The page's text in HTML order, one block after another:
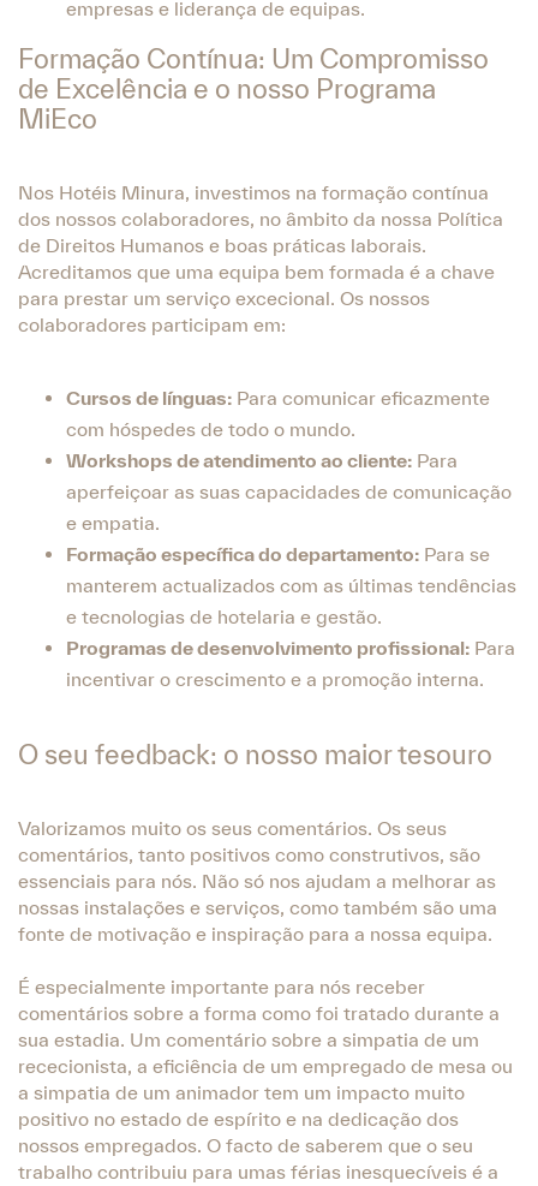
empresas e liderança de equipas.
Formação Contínua: Um Compromisso
de Excelência e o nosso Programa
MiEco
Nos Hotéis Minura, investimos na formação contínua
dos nossos colaboradores, no âmbito da nossa Política
de Direitos Humanos e boas práticas laborais.
Acreditamos que uma equipa bem formada é a chave
para prestar um serviço excecional. Os nossos
colaboradores participam em:
Cursos de línguas: Para comunicar eficazmente
com hóspedes de todo o mundo.
Workshops de atendimento ao cliente: Para
aperfeiçoar as suas capacidades de comunicação
e empatia.
Formação específica do departamento: Para se
manterem actualizados com as últimas tendências
e tecnologias de hotelaria e gestão.
Programas de desenvolvimento profissional: Para
incentivar o crescimento e a promoção interna.
O seu feedback: o nosso maior tesouro
Valorizamos muito os seus comentários. Os seus
comentários, tanto positivos como construtivos, são
essenciais para nós. Não só nos ajudam a melhorar as
nossas instalações e serviços, como também são uma
fonte de motivação e inspiração para a nossa equipa.
É especialmente importante para nós receber
comentários sobre a forma como foi tratado durante a
sua estadia. Um comentário sobre a simpatia de um
rececionista, a eficiência de um empregado de mesa ou
a simpatia de um animador tem um impacto muito
positivo no estado de espírito e na dedicação dos
nossos empregados. O facto de saberem que o seu
trabalho contribuiu para umas férias inesquecíveis é a